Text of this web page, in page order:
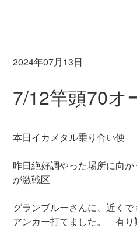
2024年07月13日
7/12竿頭70オ
本日イカメタル乗り合い便
昨日絶好調やった場所に向
が激戦区
グランブルーさんに、近く
アンカー打てました。 有り